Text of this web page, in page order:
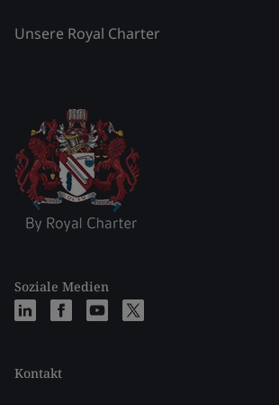
Unsere Royal Charter
Soziale Medien
Kontakt